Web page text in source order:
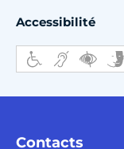
Accessibilité
Contacts